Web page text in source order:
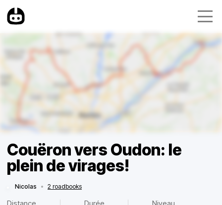
Couëron vers Oudon: le
plein de virages!
Nicolas • 2 roadbooks